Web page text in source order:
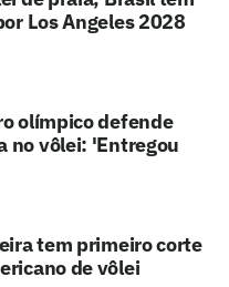
Los Angeles 2028
olímpico defende
no vôlei: 'Entregou
tem primeiro corte
de vôlei